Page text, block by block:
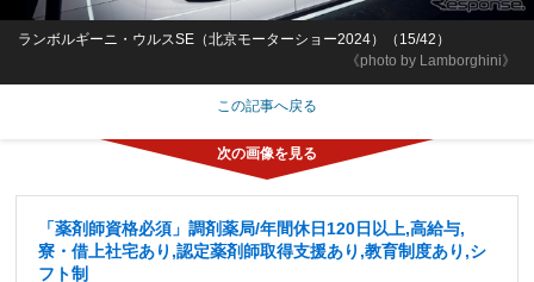
《photo by Lamborghini》
ランボルギーニ・ウルスSE（北京モーターショー2024）（15/42）
この記事へ戻る
「薬剤師資格必須」調剤薬局/年間休日120日以上,高給与,
寮・借上社宅あり,認定薬剤師取得支援あり,教育制度あり,シ
フト制